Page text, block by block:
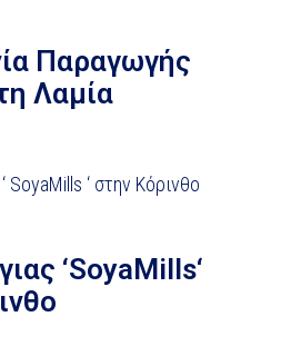
Παραγωγής
Λαμία
‘SoyaMills‘